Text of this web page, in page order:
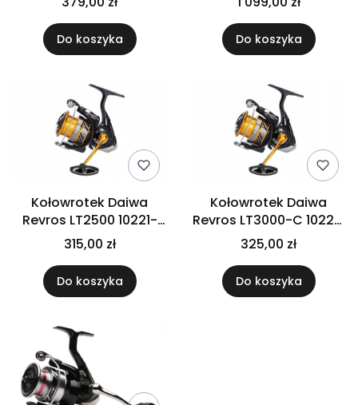
Do koszyka Do koszyka
Kołowrotek Daiwa
Revros LT2500 10221-
252
315,00 zł
Do koszyka
Kołowrotek Daiwa
Revros LT3000-C 10221-
302
325,00 zł
Do koszyka